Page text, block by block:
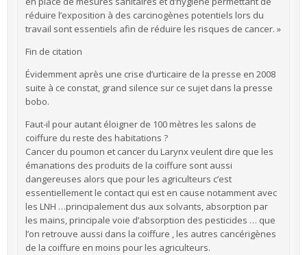
réduire l’exposition à des carcinogènes potentiels lors du
travail sont essentiels afin de réduire les risques de cancer. »
Fin de citation
Évidemment après une crise d’urticaire de la presse en 2008
suite à ce constat, grand silence sur ce sujet dans la presse
bobo.
Faut-il pour autant éloigner de 100 mètres les salons de
coiffure du reste des habitations ?
Cancer du poumon et cancer du Larynx veulent dire que les
émanations des produits de la coiffure sont aussi
dangereuses alors que pour les agriculteurs c’est
essentiellement le contact qui est en cause notamment avec
les LNH …principalement dus aux solvants, absorption par
les mains, principale voie d’absorption des pesticides … que
l’on retrouve aussi dans la coiffure , les autres cancérigènes
de la coiffure en moins pour les agriculteurs.